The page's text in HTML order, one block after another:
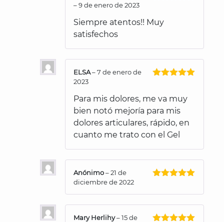
–9 de enero de 2023
Siempre atentos!! Muy
satisfechos
ELSA–7 de enero de
2023
Para mis dolores, me va muy
bien notó mejoría para mis
dolores articulares, rápido, en
cuanto me trato con el Gel
con5de 5
Anónimo–21 de
diciembre de 2022
Mary Herlihy–15 de